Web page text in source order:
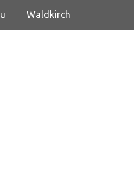
Waldkirch